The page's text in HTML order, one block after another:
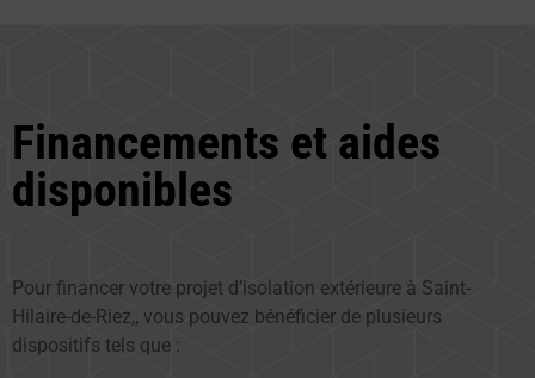
Financements et aides
disponibles
Pour financer votre projet d’isolation extérieure à Saint-
Hilaire-de-Riez,, vous pouvez bénéficier de plusieurs
dispositifs tels que :